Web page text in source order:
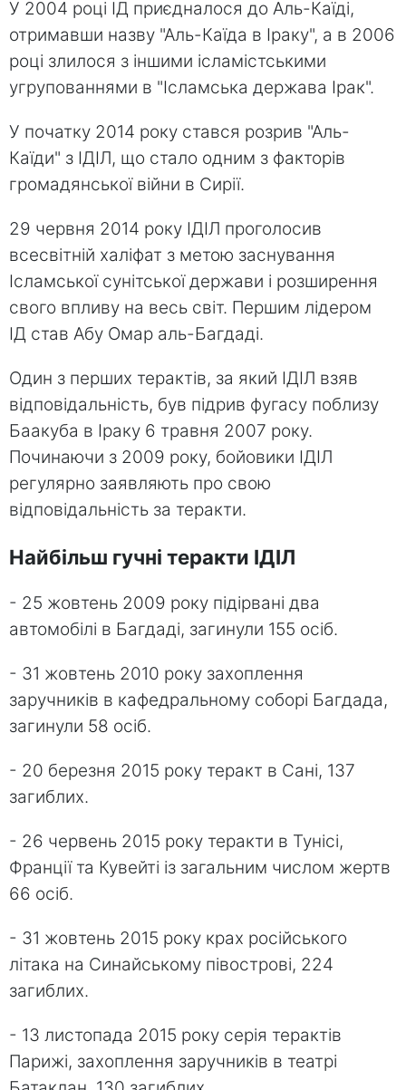
У 2004 році ІД приєдналося до Аль-Каїді,
отримавши назву "Аль-Каїда в Іраку", а в 2006
році злилося з іншими ісламістськими
угрупованнями в "Ісламська держава Ірак".
У початку 2014 року стався розрив "Аль-
Каїди" з ІДІЛ, що стало одним з факторів
громадянської війни в Сирії.
29 червня 2014 року ІДІЛ проголосив
всесвітній халіфат з метою заснування
Ісламської сунітської держави і розширення
свого впливу на весь світ. Першим лідером
ІД став Абу Омар аль-Багдаді.
Один з перших терактів, за який ІДІЛ взяв
відповідальність, був підрив фугасу поблизу
Баакуба в Іраку 6 травня 2007 року.
Починаючи з 2009 року, бойовики ІДІЛ
регулярно заявляють про свою
відповідальність за теракти.
Найбільш гучні теракти ІДІЛ
- 25 жовтень 2009 року підірвані два
автомобілі в Багдаді, загинули 155 осіб.
- 31 жовтень 2010 року захоплення
заручників в кафедральному соборі Багдада,
загинули 58 осіб.
- 20 березня 2015 року теракт в Сані, 137
загиблих.
- 26 червень 2015 року теракти в Тунісі,
Франції та Кувейті із загальним числом жертв
66 осіб.
- 31 жовтень 2015 року крах російського
літака на Синайському півострові, 224
загиблих.
- 13 листопада 2015 року серія терактів
Парижі, захоплення заручників в театрі